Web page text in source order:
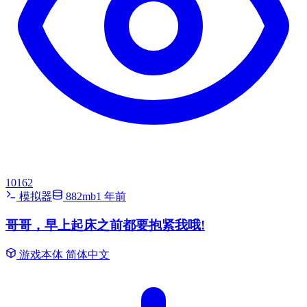
10162
模拟器
882mb1 年前
哥哥，早上起床之前都要抱紧我哦!
游戏本体 简体中文